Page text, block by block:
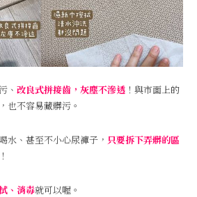
、 改良式拼接齒，灰塵不滲透 ！與市面上的
也不容易藏髒污。
水、甚至不小心尿褲子， 只要拆下弄髒的區
、消毒就可以喔。